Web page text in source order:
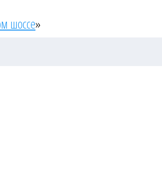
шоссе»